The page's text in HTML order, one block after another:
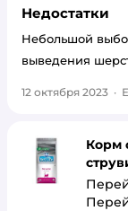
Недостатки
Небольшой
выведения
12 октября 2023 ·
Корм